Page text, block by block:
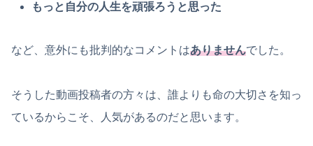
もっと自分の人生を頑張ろうと思った
など、意外にも批判的なコメントはありませんでした。
そうした動画投稿者の方々は、誰よりも命の大切さを知っ
ているからこそ、人気があるのだと思います。